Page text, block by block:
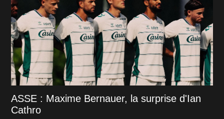
ASSE : Maxime Bernauer, la surprise d'Ian
Cathro